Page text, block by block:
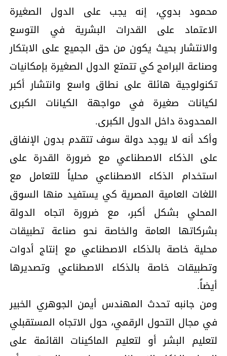
محمود بدوي، إنه يجب على الدول الصغيرة
الاعتماد على القدرات البشرية في التوسع
والانتشار بحيث يكون من حق الجميع على الابتكار
وصناعة البرامج كي تتمتع الدول الصغيرة بإمكانيات
تكنولوجية هائلة على نطاق واسع وانتشار أكبر
لكيانات صغيرة في مواجهة الكيانات الكبرى
المحدودة داخل الدول الكبرى.
وأكد أنه لا يوجد دولة سوف تتقدم بدون الإنفاق
على الذكاء الاصطناعي مع ضرورة القدرة على
استخدام الذكاء الاصطناعي محلياً للتعامل مع
اللغات العامية المصرية كي يستفيد منها السوق
المحلي بشكل أكبر، مع ضرورة اتجاه الدولة
بشركاتها العامة والخاصة نحو صناعة تطبيقات
محلية خاصة بالذكاء الاصطناعي مع إنتاج أدوات
وتطبيقات خاصة بالذكاء الاصطناعي وتصديرها
أيضاً.
ومن جانبه تحدث المهندس أيمن الجوهري الخبير
في مجال التحول الرقمي، حول الاتجاه المستقبلي
لتعليم البشر أو لتعليم الماكينات القائمة على